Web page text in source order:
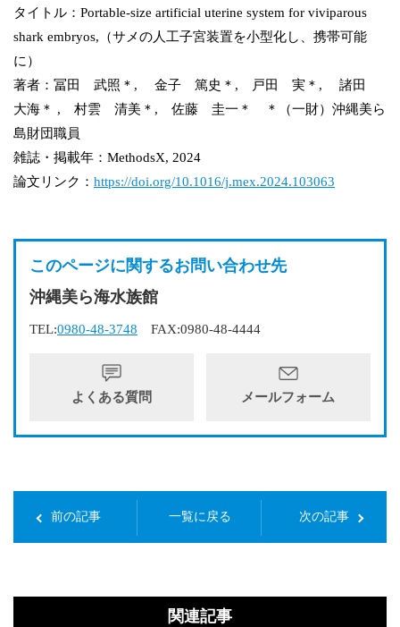
タイトル：Portable-size artificial uterine system for viviparous
shark embryos,（サメの人工子宮装置を小型化し、携帯可能
に）
著者：冨田 武照＊, 金子 篤史＊, 戸田 実＊, 諸田
大海＊ , 村雲 清美＊, 佐藤 圭一＊ ＊（一財）沖縄美ら
島財団職員
雑誌・掲載年：MethodsX, 2024
論文リンク： https://doi.org/10.1016/j.mex.2024.103063
このページに関するお問い合わせ先
沖縄美ら海水族館
TEL:0980-48-3748 FAX:0980-48-4444
よくある質問 メールフォーム
前の記事 一覧に戻る 次の記事
関連記事